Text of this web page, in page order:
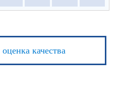
качества